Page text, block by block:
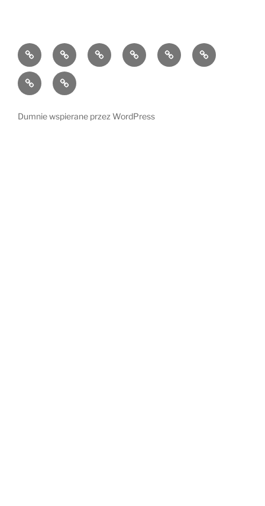
O
mnie
Kontakt KulinariaLatosiowa
czyta
ZdrowieCodzienność
Dzieci
i
Kącik
radości
Dumnie wspierane przez WordPress